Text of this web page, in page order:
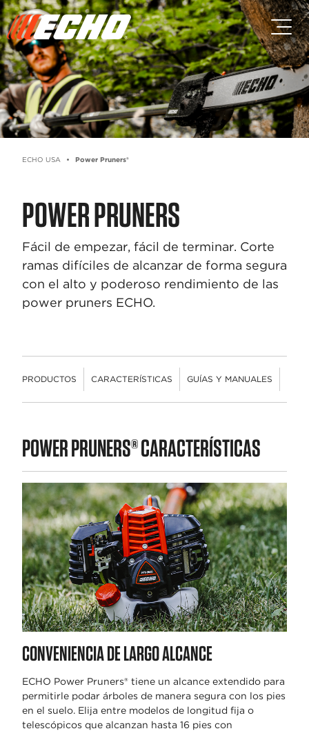
Saltar al contenido principal
Saltar al contenido del pie de
ECHO USA Power Pruners®
POWER PRUNERS
Fácil de empezar, fácil de terminar. Corte
ramas difíciles de alcanzar de forma segura
con el alto y poderoso rendimiento de las
power pruners ECHO.
PRODUCTOS CARACTERÍSTICAS GUÍAS Y MANUALES
PRODUCTOS
POWER PRUNERS® CARACTERÍSTICAS
CONVENIENCIA DE LARGO ALCANCE
ECHO Power Pruners® tiene un alcance extendido para
permitirle podar árboles de manera segura con los pies
en el suelo. Elija entre modelos de longitud fija o
telescópicos que alcanzan hasta 16 pies con